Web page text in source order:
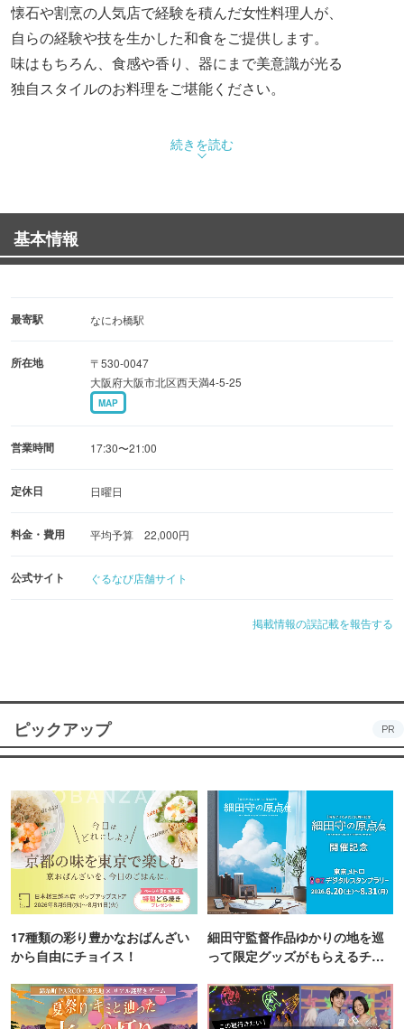
懐石や割烹の人気店で経験を積んだ女性料理人が、
自らの経験や技を生かした和食をご提供します。
味はもちろん、食感や香り、器にまで美意識が光る
独自スタイルのお料理をご堪能ください。
続きを読む
基本情報
最寄駅 なにわ橋駅
所在地
〒530-0047
大阪府大阪市北区西天満4-5-25
MAP
営業時間 17:30〜21:00
定休日 日曜日
料金・費用 平均予算 22,000円
公式サイト ぐるなび店舗サイト
掲載情報の誤記載を報告する
ピックアップ PR
17種類の彩り豊かなおばんざい
から自由にチョイス！
細田守監督作品ゆかりの地を巡
って限定グッズがもらえるチャ